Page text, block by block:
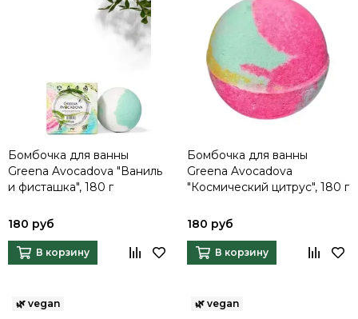
Бомбочка для ванны
Greena Avocadova "Ваниль
и фисташка", 180 г
180 руб
В корзину
Бомбочка для ванны
Greena Avocadova
"Космический цитрус", 180 г
180 руб
В корзину